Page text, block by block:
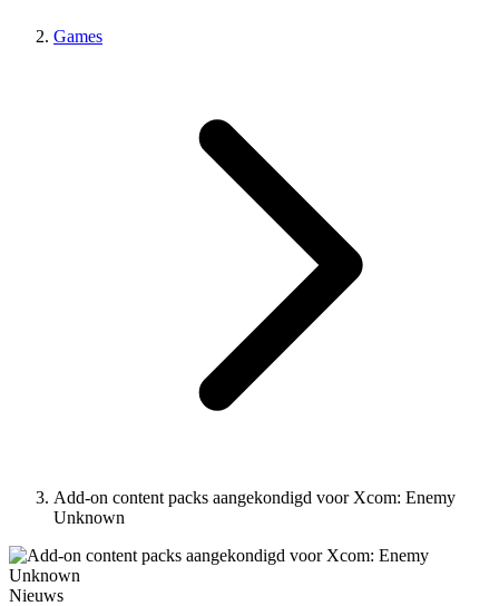
Games
Add-on content packs aangekondigd voor Xcom: Enemy
Unknown
Nieuws